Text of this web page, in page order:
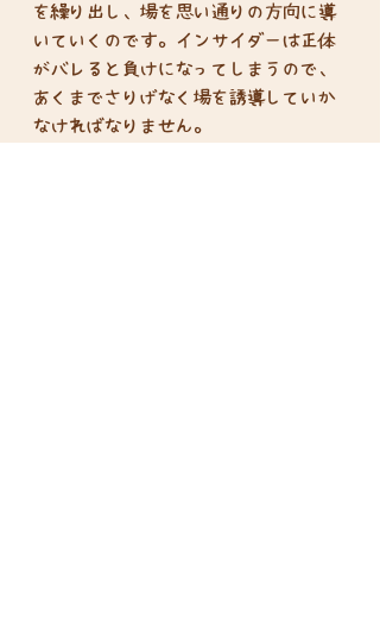
を繰り出し、場を思い通りの方向に導
いていくのです。インサイダーは正体
がバレると負けになってしまうので、
あくまでさりげなく場を誘導していか
なければなりません。